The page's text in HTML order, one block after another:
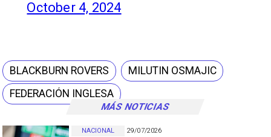
MÁS NOTICIAS
29/07/2026
NACIONAL
October 4, 2024
BLACKBURN ROVERS
MILUTIN OSMAJIC
FEDERACIÓN INGLESA